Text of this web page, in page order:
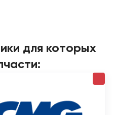
для которых